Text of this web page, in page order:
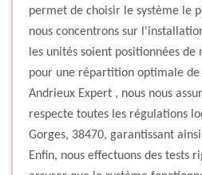
permet de choisir le système le
nous concentrons sur
les unités soient positionnées
pour une répartition optimale
Andrieux Expert , nous nous
respecte toutes les régulations
Gorges, 38470, garantissant
Enfin, nous effectuons des tests